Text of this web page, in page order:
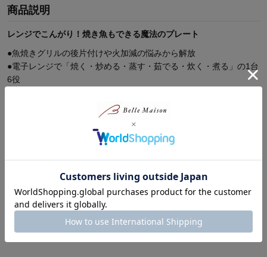
商品説明
レンジでこんがり！焼き魚もできる魔法のプレート
●魚焼きグリルの後片付けや火加減の悩みから解放
●電子レンジで「焼く・炒める・蒸す・茹でる・炊く・煮る」の1台
6役
●波型プレートが余分な脂を落とすので健康が気になる世代にも嬉
●内側はふっ素樹脂加工を施しこびりつきにくい
●キッチンに馴染むレトロで愛らしいデザインと場所を取らないコ
ンパクトサイズ
●材料を入れてチンするだけの「ほったらかし調理」でコンロが空
き、もう一品も楽々
●忙しい朝の目玉焼きや、夜の本格的な焼き魚、惣菜の温め直しに
●火を使わないから夏場のキッチンも暑くならないのもうれしいポ
続きを読む
商品レビュー